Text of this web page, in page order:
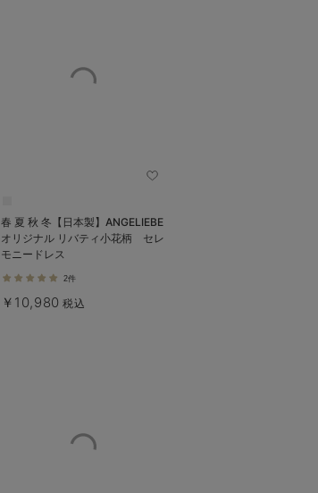
春 夏 秋 冬【日本製】ANGELIEBE
オリジナル リバティ小花柄 セレ
モニードレス
2件
￥10,980 税込